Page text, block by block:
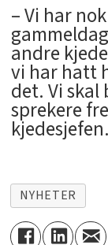
– Vi har
andre
vi har hatt
det. Vi
sprekere
kjedesjefen.
NYHETER